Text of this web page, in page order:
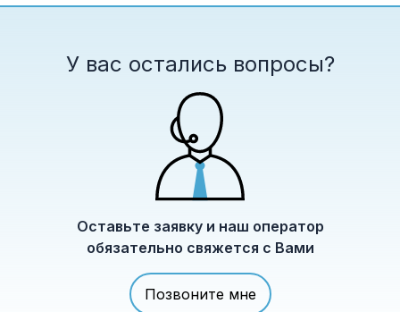
У вас остались вопросы?
Оставьте заявку и наш оператор
обязательно свяжется с Вами
Позвоните мне